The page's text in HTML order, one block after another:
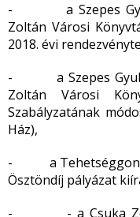
- a Szepes Gyula
Zoltán Városi
2018. évi
- a Szepes Gyula
Zoltán Városi
Szabályzatának
Ház),
- a
Ösztöndíj pályázat
- - a Csuka